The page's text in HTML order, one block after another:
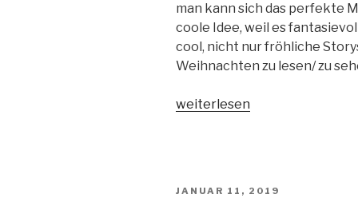
man kann sich das perfekte
coole Idee, weil es
cool, nicht nur fröhliche
Weihnachten zu lesen/ zu
„Der
weiterlesen
VERÖFFENTLICHT
JANUAR 11, 2019